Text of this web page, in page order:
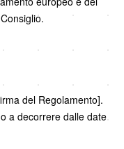
del Regolamento].
a decorrere dalle date